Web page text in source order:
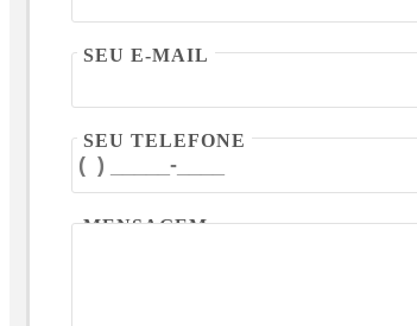
SEU E-MAIL
SEU TELEFONE
MENSAGEM